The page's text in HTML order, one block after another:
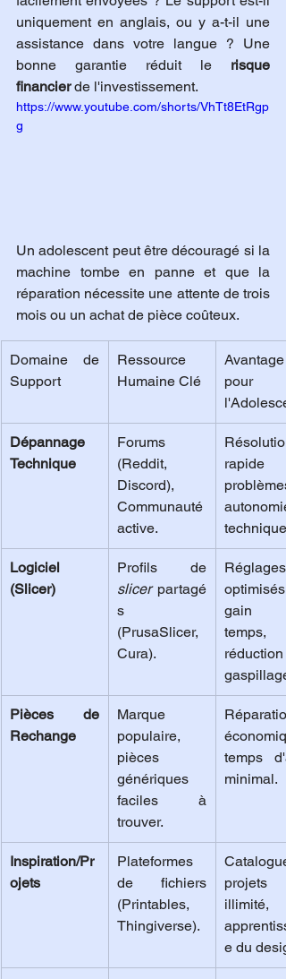
uniquement en anglais, ou y a-t-il une
assistance dans votre langue ? Une
bonne garantie réduit le risque
financier de l'investissement.
https://www.youtube.com/shorts/VhTt8EtRgp
g
Un adolescent peut être découragé si la
machine tombe en panne et que la
réparation nécessite une attente de trois
mois ou un achat de pièce coûteux.
Domaine de
Support
Ressource
Humaine Clé
Avantage
pour
Dépannage
Technique
Forums
(Reddit,
Discord),
Communauté
active.
Résolution
rapide
problèmes,
autonomie
technique.
Logiciel
(Slicer)
slicer partagé
s
(PrusaSlicer,
Cura).
Réglages
optimisés,
gain
temps,
gaspillage.
Pièces de
Rechange
Marque
populaire,
pièces
génériques
faciles à
trouver.
Réparation
temps
minimal.
Inspiration/Pr
ojets
Plateformes
de fichiers
(Printables,
Thingiverse).
projets
illimité,
e du